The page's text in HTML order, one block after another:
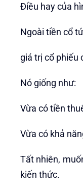
Điều hay của
Ngoài tiền cổ
giá trị cổ phiếu
Nó giống như:
Vừa có tiền
Vừa có khả
Tất nhiên,
kiến thức.